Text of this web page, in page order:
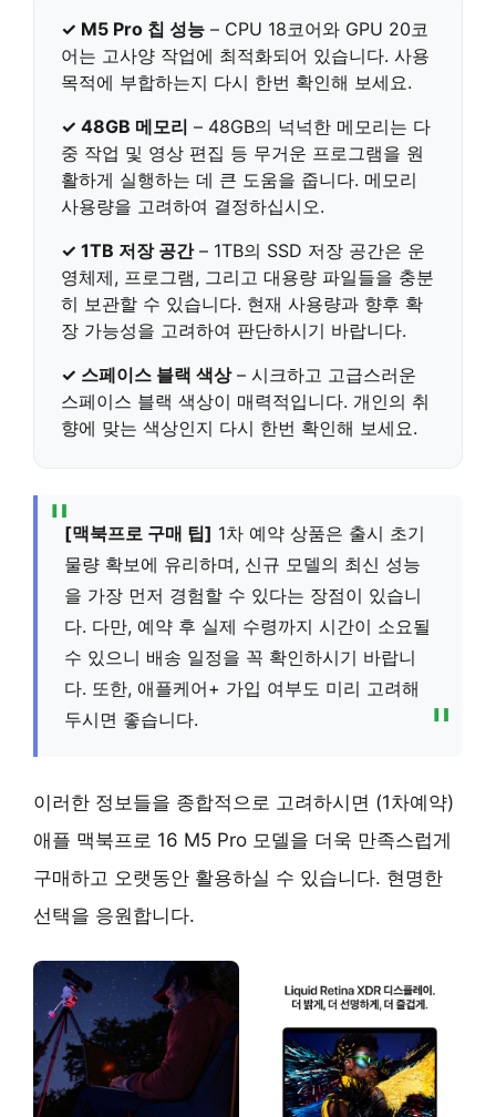
✓ M5 Pro 칩 성능 – CPU 18코어와 GPU 20코
어는 고사양 작업에 최적화되어 있습니다. 사용
목적에 부합하는지 다시 한번 확인해 보세요.
✓ 48GB 메모리 – 48GB의 넉넉한 메모리는 다
중 작업 및 영상 편집 등 무거운 프로그램을 원
활하게 실행하는 데 큰 도움을 줍니다. 메모리
사용량을 고려하여 결정하십시오.
✓ 1TB 저장 공간– 1TB의 SSD 저장 공간은 운
영체제, 프로그램, 그리고 대용량 파일들을 충분
히 보관할 수 있습니다. 현재 사용량과 향후 확
장 가능성을 고려하여 판단하시기 바랍니다.
✓ 스페이스 블랙 색상– 시크하고 고급스러운
스페이스 블랙 색상이 매력적입니다. 개인의 취
향에 맞는 색상인지 다시 한번 확인해 보세요.
[맥북프로 구매 팁] 1차 예약 상품은 출시 초기
물량 확보에 유리하며, 신규 모델의 최신 성능
을 가장 먼저 경험할 수 있다는 장점이 있습니
다. 다만, 예약 후 실제 수령까지 시간이 소요될
수 있으니 배송 일정을 꼭 확인하시기 바랍니
다. 또한, 애플케어+ 가입 여부도 미리 고려해
두시면 좋습니다.
이러한 정보들을 종합적으로 고려하시면 (1차예약)
애플 맥북프로 16 M5 Pro 모델을 더욱 만족스럽게
구매하고 오랫동안 활용하실 수 있습니다. 현명한
선택을 응원합니다.